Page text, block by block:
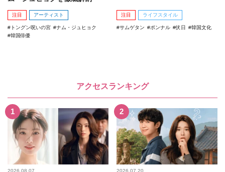
注目 アーティスト
トングン呪いの宮
ナム・ジュヒョク
韓国俳優
注目 ライフスタイル
サムゲタン ポンナル 伏日 韓国文化
アクセスランキング
2026.08.07 2026.07.20